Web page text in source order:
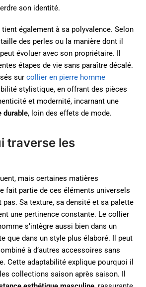
son identité.
également à sa polyvalence. Selon
des perles ou la manière dont il
évoluer avec son propriétaire. Il
étapes de vie sans paraître décalé.
sur collier en pierre homme
stylistique, en offrant des pièces
et modernité, incarnant une
durable, loin des effets de mode.
traverse les
mais certaines matières
fait partie de ces éléments universels
pas. Sa texture, sa densité et sa palette
une pertinence constante. Le collier
s’intègre aussi bien dans un
que dans un style plus élaboré. Il peut
à d’autres accessoires sans
Cette adaptabilité explique pourquoi il
collections saison après saison. Il